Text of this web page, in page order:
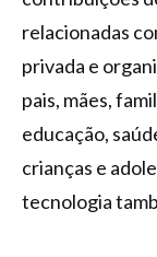
relacionadas
privada e
pais, mães,
educação,
crianças e
tecnologia